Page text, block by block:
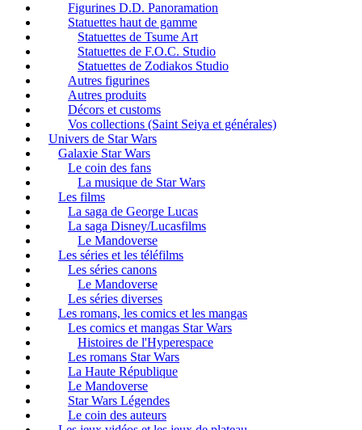
Figurines D.D. Panoramation
Statuettes haut de gamme
Statuettes de Tsume Art
Statuettes de F.O.C. Studio
Statuettes de Zodiakos Studio
Autres figurines
Autres produits
Décors et customs
Vos collections (Saint Seiya et générales)
Univers de Star Wars
Galaxie Star Wars
Le coin des fans
La musique de Star Wars
Les films
La saga de George Lucas
La saga Disney/Lucasfilms
Le Mandoverse
Les séries et les téléfilms
Les séries canons
Le Mandoverse
Les séries diverses
Les romans, les comics et les mangas
Les comics et mangas Star Wars
Histoires de l'Hyperespace
Les romans Star Wars
La Haute République
Le Mandoverse
Star Wars Légendes
Le coin des auteurs